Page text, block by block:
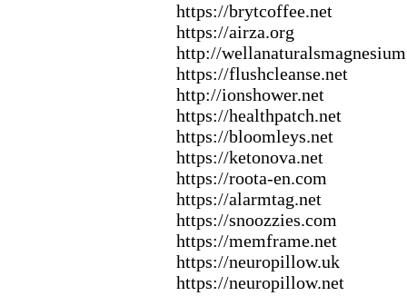
https://brytcoffee.net
https://airza.org
http://
https://flushcleanse.net
http://ionshower.net
https://healthpatch.net
https://bloomleys.net
https://ketonova.net
https://roota-en.com
https://alarmtag.net
https://snoozzies.com
https://memframe.net
https://neuropillow.uk
https://neuropillow.net